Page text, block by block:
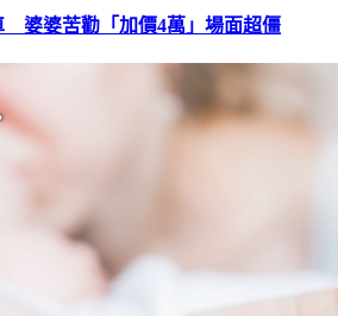
婆婆苦勸「加價4萬」場面超僵